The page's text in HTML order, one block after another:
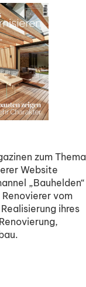
zum Thema
Website
„Bauhelden“
vom
ihres